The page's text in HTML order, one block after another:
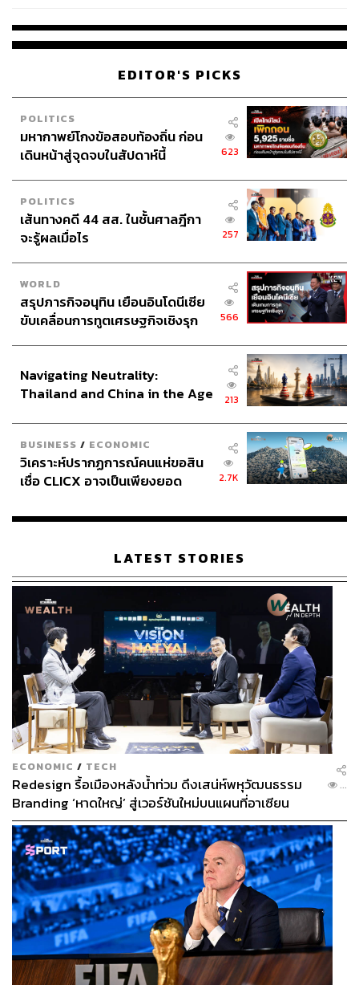
EDITOR'S PICKS
POLITICS
มหากาพย์โกงข้อสอบท้องถิ่น ก่อน
เดินหน้าสู่จุดจบในสัปดาห์นี้
623
POLITICS
เส้นทางคดี 44 สส. ในชั้นศาลฎีกา
จะรู้ผลเมื่อไร
257
WORLD
สรุปภารกิจอนุทิน เยือนอินโดนีเซีย
ขับเคลื่อนการทูตเศรษฐกิจเชิงรุก
566
Navigating Neutrality:
Thailand and China in the Age
213
BUSINESS / ECONOMIC
วิเคราะห์ปรากฏการณ์คนแห่ขอสิน
เชื่อ CLICX อาจเป็นเพียงยอด
เรือนไทยที่ถูกซุกไว้
2.7K
LATEST STORIES
ECONOMIC / TECH
Redesign รื้อเมืองหลังน้ำท่วม ดึงเสน่ห์พหุวัฒนธรรม
Branding ‘หาดใหญ่’ สู่เวอร์ชันใหม่บนแผนที่อาเซียน
...